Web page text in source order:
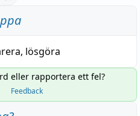
, lösgöra
eller rapportera ett fel?
Feedback